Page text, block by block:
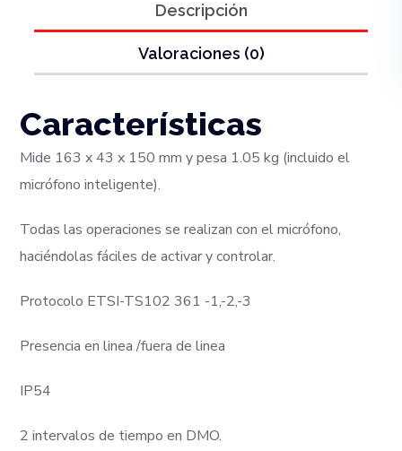
Descripción
Valoraciones (0)
Características
Mide 163 x 43 x 150 mm y pesa 1.05 kg (incluido el
micrófono inteligente).
Todas las operaciones se realizan con el micrófono,
haciéndolas fáciles de activar y controlar.
Protocolo ETSI-TS102 361 -1,-2,-3
Presencia en linea /fuera de linea
IP54
2 intervalos de tiempo en DMO.